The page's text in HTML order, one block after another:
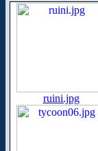
ruini.jpg